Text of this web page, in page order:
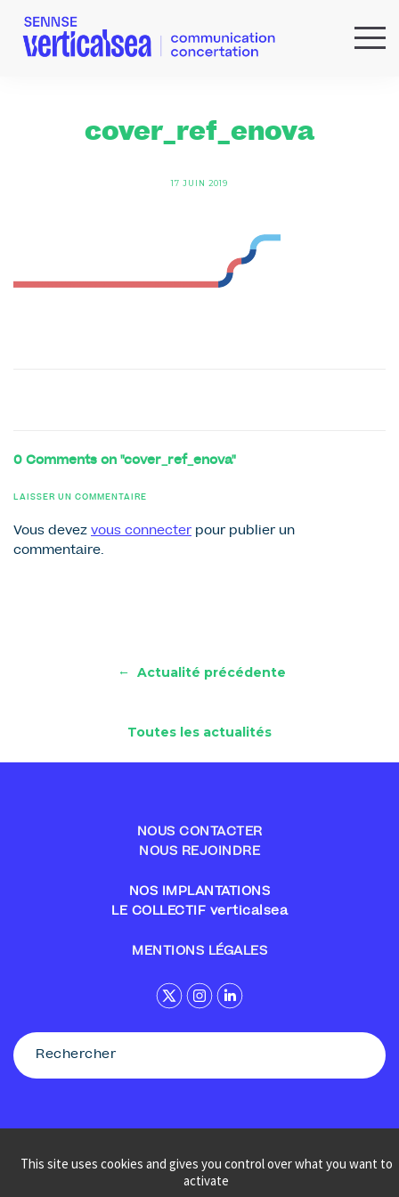
cover_ref_enova
17 JUIN 2019
0 Comments on "cover_ref_enova"
LAISSER UN COMMENTAIRE
Vous devez vous connecter pour publier un
commentaire.
← Actualité précédente
Toutes les actualités
NOUS CONTACTER
NOUS REJOINDRE
NOS IMPLANTATIONS
LE COLLECTIF verticalsea
MENTIONS LÉGALES
© Sennse
This site uses cookies and gives you control over what you want to
activate